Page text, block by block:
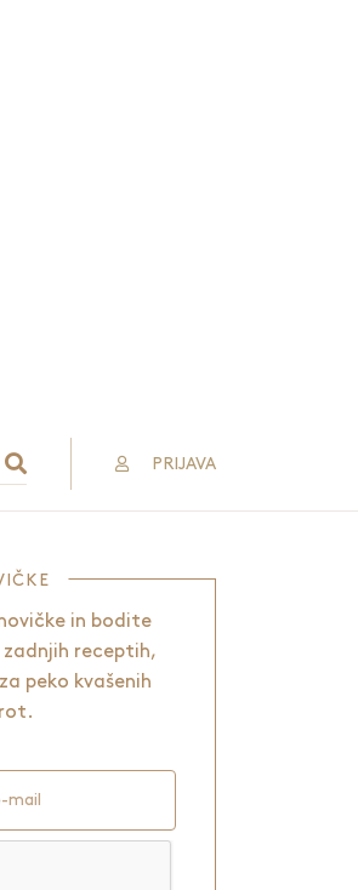
PRIJAVA
in bodite
zadnjih receptih,
peko kvašenih
mail